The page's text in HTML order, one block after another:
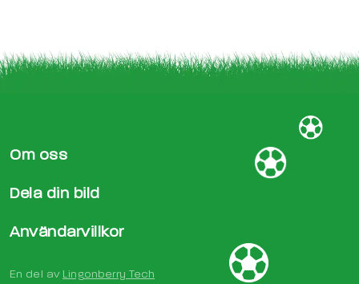
Om oss
Dela din bild
Användarvillkor
En del av Lingonberry Tech